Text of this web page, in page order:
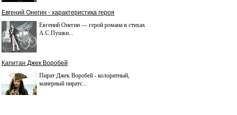
Евгений Онегин - характеристика героя
Евгений Онегин — герой романа в стихах
А.С.Пушки...
Капитан Джек Воробей
Пират Джек Воробей - колоритный,
манерный пиратс...